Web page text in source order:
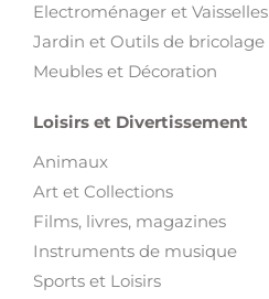
Electroménager et Vaisselles
Jardin et Outils de bricolage
Meubles et Décoration
Loisirs et Divertissement
Animaux
Art et Collections
Films, livres, magazines
Instruments de musique
Sports et Loisirs